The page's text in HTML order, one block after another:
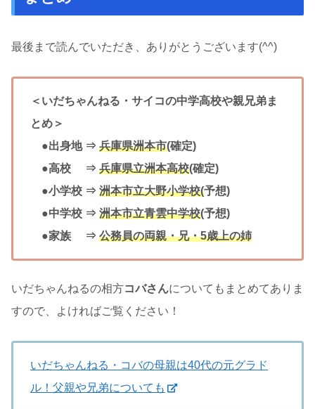
最後まで読んでいただき、ありがとうございます(^^)
＜いだちゃんねる・サイコの中学高校や親兄弟ま
とめ＞
●出身地 ⇒ 兵庫県洲本市(確定)
●高校 ⇒ 兵庫県立洲本高校(確定)
●小学校 ⇒ 洲本市立大野小学校(予想)
●中学校 ⇒ 洲本市立青雲中学校(予想)
●家族 ⇒ 公務員の両親・兄・5歳上の姉
いだちゃんねるの相方コバさんについてもまとめてありま
すので、よければご覧ください！
いだちゃんねる・コバの母親は40代の元グラド
ル！父親や兄弟についても